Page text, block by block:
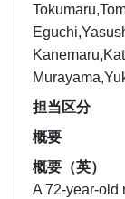
担当区分
概要
概要（英）
A 72-year-old